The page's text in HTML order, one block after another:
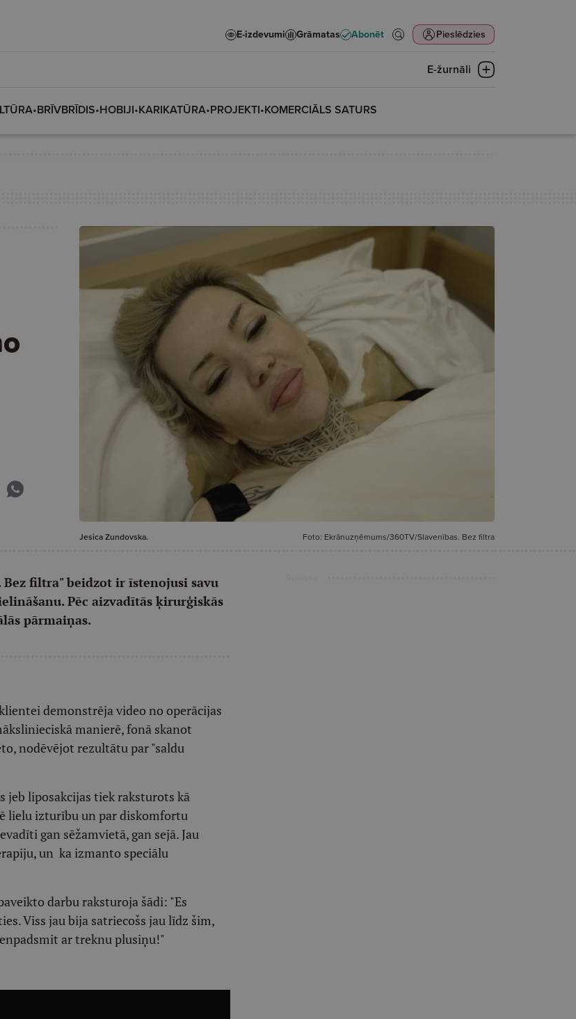
E-izdevumi Grāmatas Abonēt Pieslēdzies
E-žurnāli
•BRĪVBRĪDIS•HOBIJI•KARIKATŪRA•PROJEKTI•KOMERCIĀLS SATURS
Jesica Zundovska.
Foto: Ekrānuzņēmums/360TV/Slavenības. Bez filtra
Bez filtra" beidzot ir īstenojusi savu
Pēc aizvadītās ķirurģiskās
pārmaiņas.
demonstrēja video no operācijas
manierē, fonā skanot
nodēvējot rezultātu par "saldu
jeb liposakcijas tiek raksturots kā
lielu izturību un par diskomfortu
gan sēžamvietā, gan sejā. Jau
un ka izmanto speciālu
darbu raksturoja šādi: "Es
Viss jau bija satriecošs jau līdz šim,
ar treknu plusiņu!"